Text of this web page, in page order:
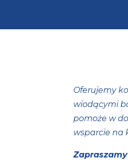
Oferujemy
wiodącymi
pomoże w
wsparcie na